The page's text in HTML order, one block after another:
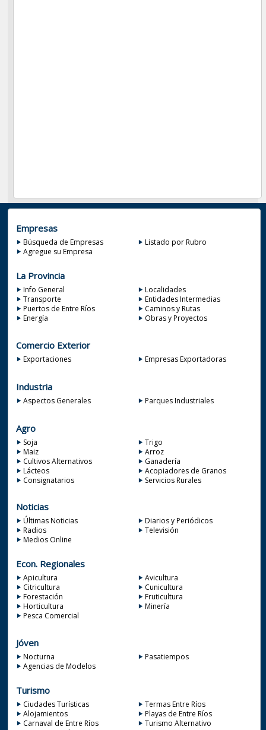
Empresas
Búsqueda de Empresas
Listado por Rubro
Agregue su Empresa
La Provincia
Info General
Localidades
Transporte
Entidades Intermedias
Puertos de Entre Ríos
Caminos y Rutas
Energía
Obras y Proyectos
Comercio Exterior
Exportaciones Empresas Exportadoras
Industria
Aspectos Generales Parques Industriales
Agro
Soja
Trigo
Maiz
Arroz
Cultivos Alternativos
Ganadería
Lácteos
Acopiadores de Granos
Consignatarios
Servicios Rurales
Noticias
Últimas Noticias
Diarios y Periódicos
Radios
Televisión
Medios Online
Econ. Regionales
Apicultura
Avicultura
Citricultura
Cunicultura
Forestación
Fruticultura
Horticultura
Minería
Pesca Comercial
Jóven
Nocturna
Pasatiempos
Agencias de Modelos
Turismo
Ciudades Turísticas
Termas Entre Ríos
Alojamientos
Playas de Entre Ríos
Carnaval de Entre Ríos
Turismo Alternativo